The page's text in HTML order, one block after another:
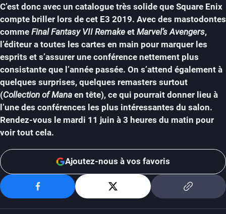
C’est donc avec un catalogue très solide que Square Enix
compte briller lors de cet E3 2019. Avec des mastodontes
comme Final Fantasy VII Remake et Marvel’s Avengers,
l’éditeur a toutes les cartes en main pour marquer les
esprits et s’assurer une conférence nettement plus
consistante que l’année passée. On s’attend également à
quelques surprises, quelques remasters surtout
(Collection of Mana en tête), ce qui pourrait donner lieu à
l’une des conférences les plus intéressantes du salon.
Rendez-vous le mardi 11 juin à 3 heures du matin pour
voir tout cela.
Ajoutez-nous à vos favoris